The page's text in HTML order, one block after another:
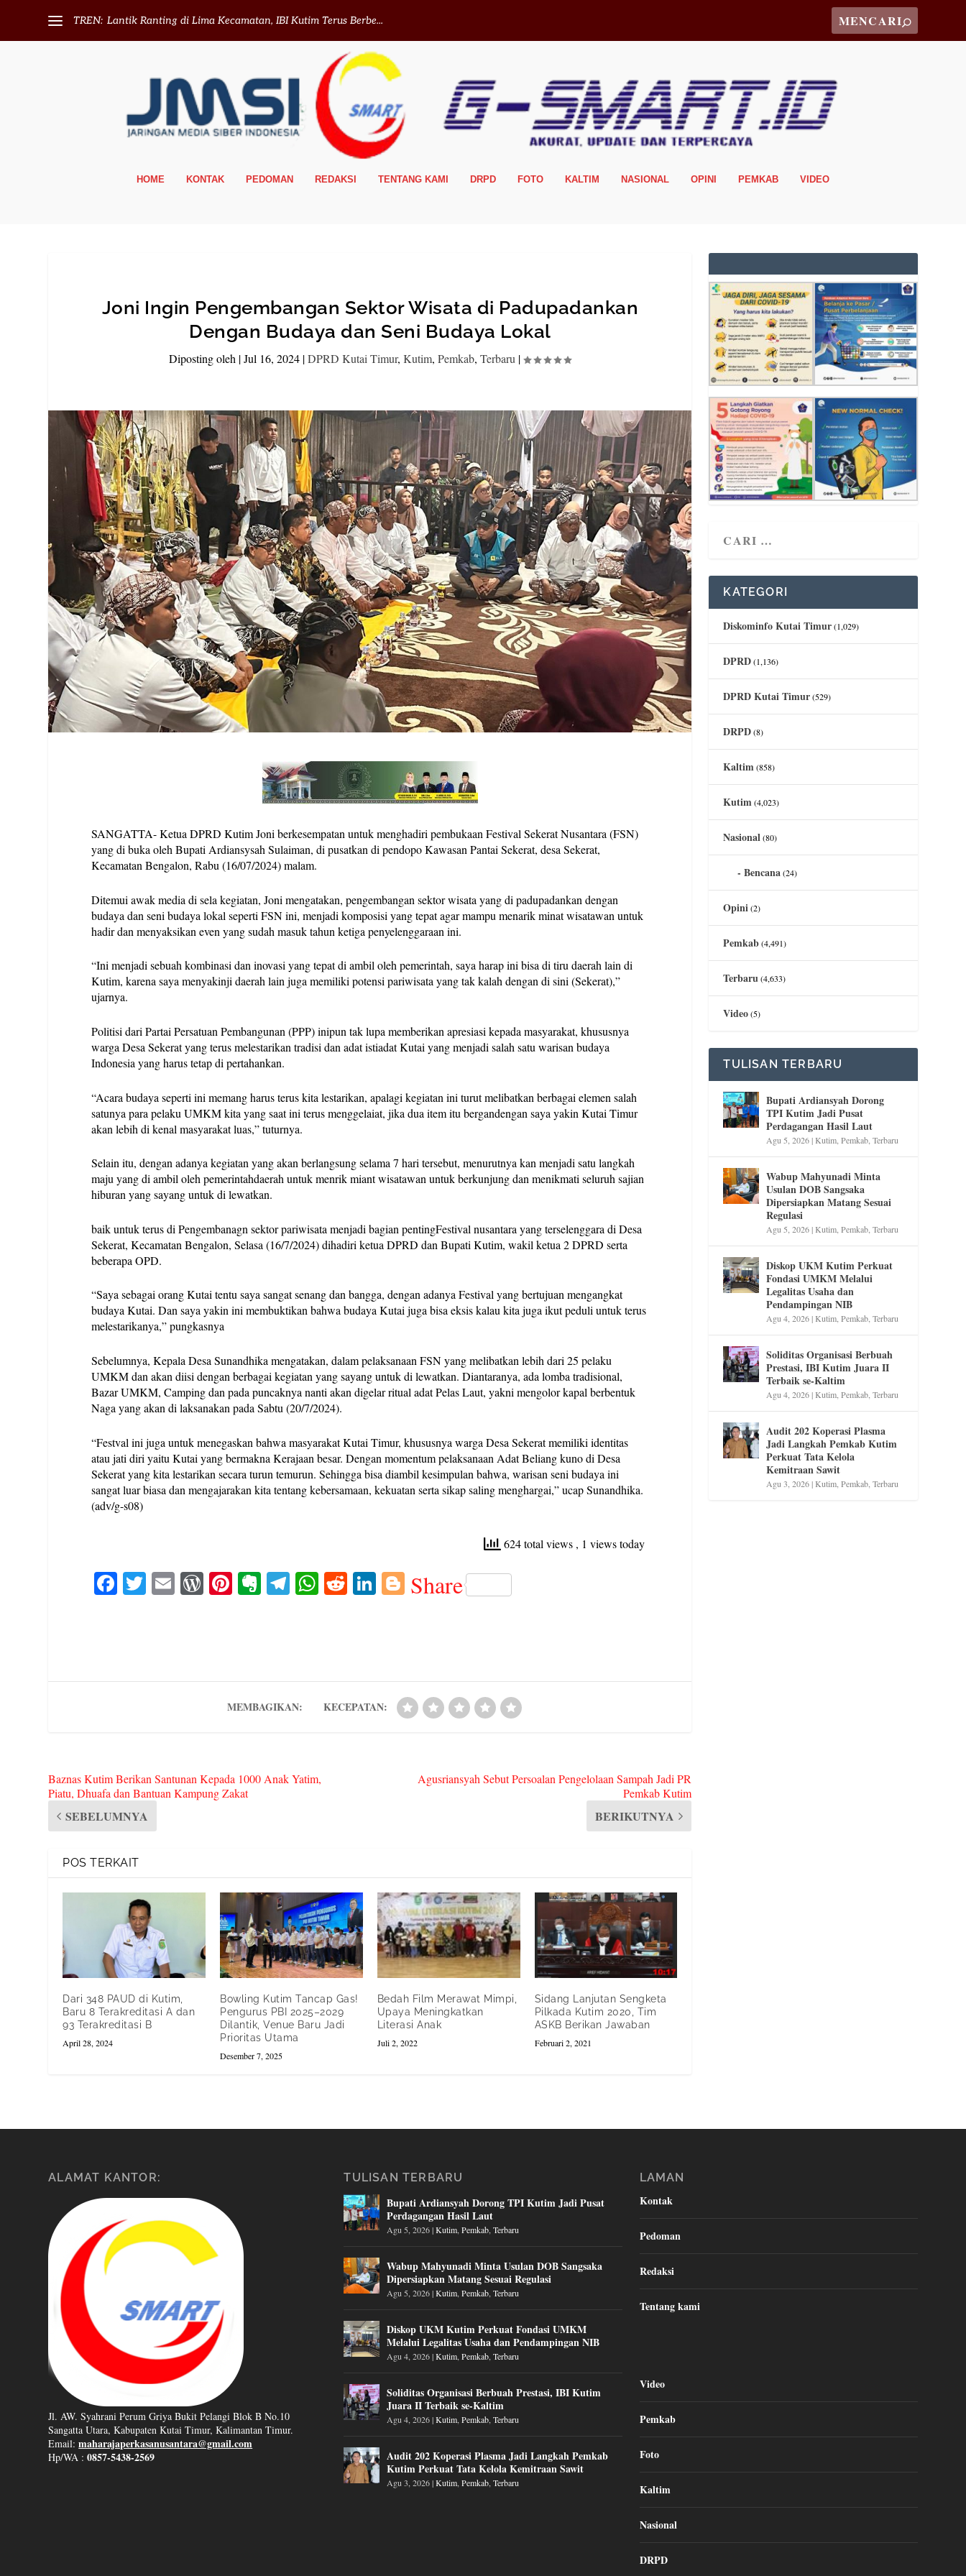
TREN: Lantik Ranting di Lima Kecamatan, IBI Kutim Terus Berbe...
HOME KONTAK PEDOMAN REDAKSI TENTANG KAMI DRPD FOTO KALTIM NASIONAL OPINI PEMKAB VIDEO
Joni Ingin Pengembangan Sektor Wisata di Padupadankan
Dengan Budaya dan Seni Budaya Lokal
Diposting oleh |Jul 16, 2024 |DPRD Kutai Timur,Kutim,Pemkab,Terbaru |
SANGATTA- Ketua DPRD Kutim Joni berkesempatan untuk menghadiri pembukaan Festival Sekerat Nusantara (FSN)
yang di buka oleh Bupati Ardiansysah Sulaiman, di pusatkan di pendopo Kawasan Pantai Sekerat, desa Sekerat,
Kecamatan Bengalon, Rabu (16/07/2024) malam.
Ditemui awak media di sela kegiatan, Joni mengatakan, pengembangan sektor wisata yang di padupadankan dengan
budaya dan seni budaya lokal seperti FSN ini, menjadi komposisi yang tepat agar mampu menarik minat wisatawan untuk
hadir dan menyaksikan even yang sudah masuk tahun ketiga penyelenggaraan ini.
“Ini menjadi sebuah kombinasi dan inovasi yang tepat di ambil oleh pemerintah, saya harap ini bisa di tiru daerah lain di
Kutim, karena saya menyakinji daerah lain juga memiliki potensi pariwisata yang tak kalah dengan di sini (Sekerat),”
ujarnya.
Politisi dari Partai Persatuan Pembangunan (PPP) inipun tak lupa memberikan apresiasi kepada masyarakat, khususnya
warga Desa Sekerat yang terus melestarikan tradisi dan adat istiadat Kutai yang menjadi salah satu warisan budaya
Indonesia yang harus tetap di pertahankan.
“Acara budaya seperti ini memang harus terus kita lestarikan, apalagi kegiatan ini turut melibatkan berbagai elemen salah
satunya para pelaku UMKM kita yang saat ini terus menggelaiat, jika dua item itu bergandengan saya yakin Kutai Timur
akan lebih di kenal masyarakat luas,” tuturnya.
Selain itu, dengan adanya kegiatan yang akan berlangsung selama 7 hari tersebut, menurutnya kan menjadi satu langkah
maju yang di ambil oleh pemerintahdaerah untuk menrik miant wisatawan untuk berkunjung dan menikmati seluruh sajian
hiburan yang sayang untuk di lewatkan.
baik untuk terus di Pengembanagn sektor pariwisata menjadi bagian pentingFestival nusantara yang terselenggara di Desa
Sekerat, Kecamatan Bengalon, Selasa (16/7/2024) dihadiri ketua DPRD dan Bupati Kutim, wakil ketua 2 DPRD serta
beberapa OPD.
“Saya sebagai orang Kutai tentu saya sangat senang dan bangga, dengan adanya Festival yang bertujuan mengangkat
budaya Kutai. Dan saya yakin ini membuktikan bahwa budaya Kutai juga bisa eksis kalau kita juga ikut peduli untuk terus
melestarikanya,” pungkasnya
Sebelumnya, Kepala Desa Sunandhika mengatakan, dalam pelaksanaan FSN yang melibatkan lebih dari 25 pelaku
UMKM dan akan diisi dengan berbagai kegiatan yang sayang untuk di lewatkan. Diantaranya, ada lomba tradisional,
Bazar UMKM, Camping dan pada puncaknya nanti akan digelar ritual adat Pelas Laut, yakni mengolor kapal berbentuk
Naga yang akan di laksanakan pada Sabtu (20/7/2024).
“Festval ini juga untuk menegaskan bahwa masyarakat Kutai Timur, khususnya warga Desa Sekerat memiliki identitas
atau jati diri yaitu Kutai yang bermakna Kerajaan besar. Dengan momentum pelaksanaan Adat Beliang kuno di Desa
Sekerat yang kita lestarikan secara turun temurun. Sehingga bisa diambil kesimpulan bahwa, warisan seni budaya ini
sangat luar biasa dan mengajarakan kita tentang kebersamaan, kekuatan serta sikap saling menghargai,” ucap Sunandhika.
(adv/g-s08)
624 total views , 1 views today
Fa
ce
T
wi
E
m
W
or
es
Pi
nt
t
E
ve
e
Te
le
m
W
ha
pp
R
ed
Li
nk
Bl
Share
MEMBAGIKAN: KECEPATAN:
Baznas Kutim Berikan Santunan Kepada 1000 Anak Yatim,
Piatu, Dhuafa dan Bantuan Kampung Zakat
SEBELUMNYA
Agusriansyah Sebut Persoalan Pengelolaan Sampah Jadi PR
Pemkab Kutim
BERIKUTNYA
POS TERKAIT
Dari 348 PAUD di Kutim,
Baru 8 Terakreditasi A dan
93 Terakreditasi B
April 28, 2024
Bowling Kutim Tancap Gas!
Pengurus PBI 2025–2029
Dilantik, Venue Baru Jadi
Prioritas Utama
Desember 7, 2025
Bedah Film Merawat Mimpi,
Upaya Meningkatkan
Literasi Anak
Juli 2, 2022
Sidang Lanjutan Sengketa
Pilkada Kutim 2020, Tim
ASKB Berikan Jawaban
Februari 2, 2021
KATEGORI
Diskominfo Kutai Timur(1,029)
DPRD(1,136)
DPRD Kutai Timur(529)
DRPD(8)
Kaltim(858)
Kutim(4,023)
Nasional(80)
Bencana(24)
Opini(2)
Pemkab(4,491)
Terbaru(4,633)
Video(5)
TULISAN TERBARU
Bupati Ardiansyah Dorong
TPI Kutim Jadi Pusat
Perdagangan Hasil Laut
Agu 5, 2026|Kutim,Pemkab,Terbaru
Wabup Mahyunadi Minta
Usulan DOB Sangsaka
Dipersiapkan Matang Sesuai
Regulasi
Agu 5, 2026|Kutim,Pemkab,Terbaru
Diskop UKM Kutim Perkuat
Fondasi UMKM Melalui
Legalitas Usaha dan
Pendampingan NIB
Agu 4, 2026|Kutim,Pemkab,Terbaru
Soliditas Organisasi Berbuah
Prestasi, IBI Kutim Juara II
Terbaik se-Kaltim
Agu 4, 2026|Kutim,Pemkab,Terbaru
Audit 202 Koperasi Plasma
Jadi Langkah Pemkab Kutim
Perkuat Tata Kelola
Kemitraan Sawit
Agu 3, 2026|Kutim,Pemkab,Terbaru
ALAMAT KANTOR:
Jl. AW. Syahrani Perum Griya Bukit Pelangi Blok B No.10
Sangatta Utara, Kabupaten Kutai Timur, Kalimantan Timur.
Email:maharajaperkasanusantara@gmail.com
Hp/WA :0857-5438-2569
TULISAN TERBARU
Bupati Ardiansyah Dorong TPI Kutim Jadi Pusat
Perdagangan Hasil Laut
Agu 5, 2026|Kutim ,Pemkab ,Terbaru
Wabup Mahyunadi Minta Usulan DOB Sangsaka
Dipersiapkan Matang Sesuai Regulasi
Agu 5, 2026|Kutim ,Pemkab ,Terbaru
Diskop UKM Kutim Perkuat Fondasi UMKM
Melalui Legalitas Usaha dan Pendampingan NIB
Agu 4, 2026|Kutim ,Pemkab ,Terbaru
Soliditas Organisasi Berbuah Prestasi, IBI Kutim
Juara II Terbaik se-Kaltim
Agu 4, 2026|Kutim ,Pemkab ,Terbaru
Audit 202 Koperasi Plasma Jadi Langkah Pemkab
Kutim Perkuat Tata Kelola Kemitraan Sawit
Agu 3, 2026|Kutim ,Pemkab ,Terbaru
LAMAN
Kontak
Pedoman
Redaksi
Tentang kami
Video
Pemkab
Foto
Kaltim
Nasional
DRPD